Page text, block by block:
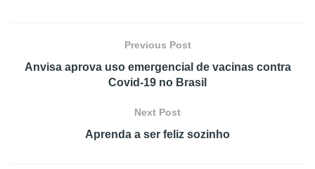
Previous Post
Anvisa aprova uso emergencial de vacinas contra
Covid-19 no Brasil
Next Post
Aprenda a ser feliz sozinho